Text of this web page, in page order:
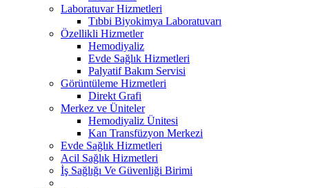
Laboratuvar Hizmetleri
Tıbbi Biyokimya Laboratuvarı
Özellikli Hizmetler
Hemodiyaliz
Evde Sağlık Hizmetleri
Palyatif Bakım Servisi
Görüntüleme Hizmetleri
Direkt Grafi
Merkez ve Üniteler
Hemodiyaliz Ünitesi
Kan Transfüzyon Merkezi
Evde Sağlık Hizmetleri
Acil Sağlık Hizmetleri
İş Sağlığı Ve Güvenliği Birimi